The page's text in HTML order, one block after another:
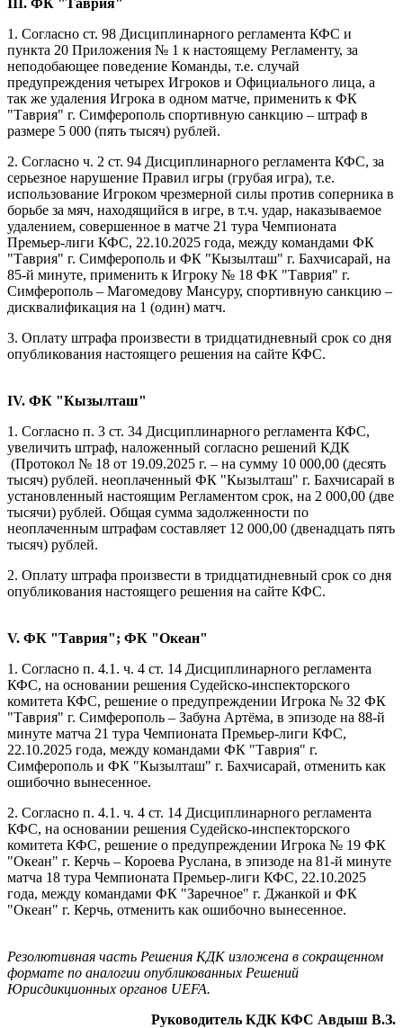
1. Согласно ст. 98 Дисциплинарного регламента КФС и
пункта 20 Приложения № 1 к настоящему Регламенту, за
неподобающее поведение Команды, т.е. случай
предупреждения четырех Игроков и Официального лица, а
так же удаления Игрока в одном матче, применить к ФК
"Таврия" г. Симферополь спортивную санкцию – штраф в
размере 5 000 (пять тысяч) рублей.
2. Согласно ч. 2 ст. 94 Дисциплинарного регламента КФС, за
серьезное нарушение Правил игры (грубая игра), т.е.
использование Игроком чрезмерной силы против соперника в
борьбе за мяч, находящийся в игре, в т.ч. удар, наказываемое
удалением, совершенное в матче 21 тура Чемпионата
Премьер-лиги КФС, 22.10.2025 года, между командами ФК
"Таврия" г. Симферополь и ФК "Кызылташ" г. Бахчисарай, на
85-й минуте, применить к Игроку № 18 ФК "Таврия" г.
Симферополь – Магомедову Мансуру, спортивную санкцию –
дисквалификация на 1 (один) матч.
3. Оплату штрафа произвести в тридцатидневный срок со дня
опубликования настоящего решения на сайте КФС.
IV. ФК "Кызылташ"
1. Согласно п. 3 ст. 34 Дисциплинарного регламента КФС,
увеличить штраф, наложенный согласно решений КДК
(Протокол № 18 от 19.09.2025 г. – на сумму 10 000,00 (десять
тысяч) рублей. неоплаченный ФК "Кызылташ" г. Бахчисарай в
установленный настоящим Регламентом срок, на 2 000,00 (две
тысячи) рублей. Общая сумма задолженности по
неоплаченным штрафам составляет 12 000,00 (двенадцать пять
тысяч) рублей.
2. Оплату штрафа произвести в тридцатидневный срок со дня
опубликования настоящего решения на сайте КФС.
V. ФК "Таврия"; ФК "Океан"
1. Согласно п. 4.1. ч. 4 ст. 14 Дисциплинарного регламента
КФС, на основании решения Судейско-инспекторского
комитета КФС, решение о предупреждении Игрока № 32 ФК
"Таврия" г. Симферополь – Забуна Артёма, в эпизоде на 88-й
минуте матча 21 тура Чемпионата Премьер-лиги КФС,
22.10.2025 года, между командами ФК "Таврия" г.
Симферополь и ФК "Кызылташ" г. Бахчисарай, отменить как
ошибочно вынесенное.
2. Согласно п. 4.1. ч. 4 ст. 14 Дисциплинарного регламента
КФС, на основании решения Судейско-инспекторского
комитета КФС, решение о предупреждении Игрока № 19 ФК
"Океан" г. Керчь – Короева Руслана, в эпизоде на 81-й минуте
матча 18 тура Чемпионата Премьер-лиги КФС, 22.10.2025
года, между командами ФК "Заречное" г. Джанкой и ФК
"Океан" г. Керчь, отменить как ошибочно вынесенное.
Резолютивная часть Решения КДК изложена в сокращенном
формате по аналогии опубликованных Решений
Юрисдикционных органов UEFA.
Руководитель КДК КФС Авдыш В.З.